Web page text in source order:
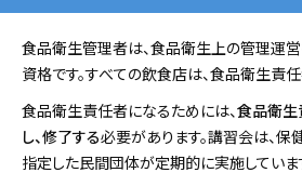
食品衛生管理者は、食品衛生上の管理運
資格です。すべての飲食店は、食品衛生責
食品衛生責任者になるためには、食品衛
し、修了する必要があります。講習会は、
指定した民間団体が定期的に実施していま